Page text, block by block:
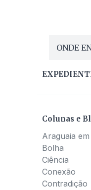
ONDE
Colunas e
Araguaia
Bolha
Ciência
Conexão
Contradição